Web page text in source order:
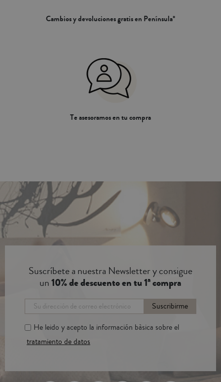
Cambios y devoluciones gratis en Península*
Te asesoramos en tu compra
Suscríbete a nuestra Newsletter y consigue
un10% de descuento en tu 1ª compra
Suscribirme
He leido y acepto la información bàsica sobre el
tratamiento de datos